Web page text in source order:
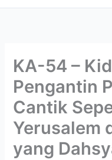
KA-54 –
Pengantin
Cantik
Yerusalem
yang